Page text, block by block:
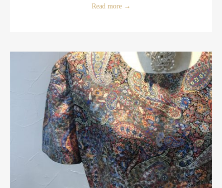
Read more →